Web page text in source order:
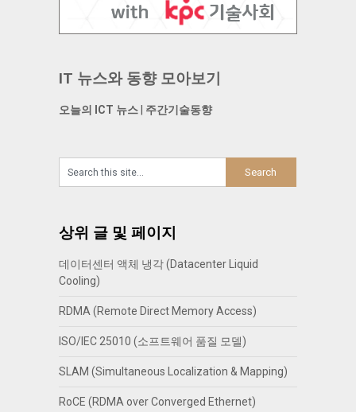
IT 뉴스와 동향 모아보기
오늘의 ICT 뉴스| 주간기술동향
상위 글 및 페이지
데이터센터 액체 냉각 (Datacenter Liquid
Cooling)
RDMA (Remote Direct Memory Access)
ISO/IEC 25010 (소프트웨어 품질 모델)
SLAM (Simultaneous Localization & Mapping)
RoCE (RDMA over Converged Ethernet)